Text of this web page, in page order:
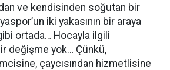
ve kendisinden soğutan bir
iki yakasının bir araya
ortada… Hocayla ilgili
değişme yok… Çünkü,
çaycısından hizmetlisine